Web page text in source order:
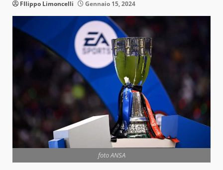
FIlippo Limoncelli Gennaio 15, 2024
foto ANSA